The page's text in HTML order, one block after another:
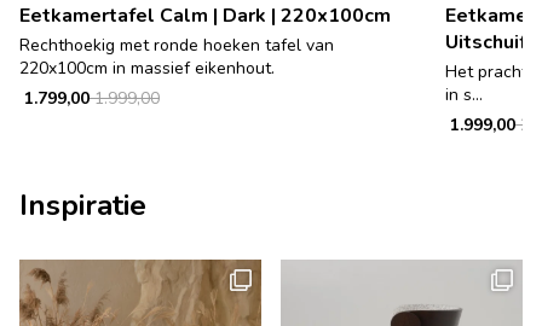
Eetkamertafel Calm | Dark | 220x100cm
Rechthoekig met ronde hoeken tafel van
220x100cm in massief eikenhout.
1.999,00
1.799,00
Het
in s...
1.999,00
Inspiratie